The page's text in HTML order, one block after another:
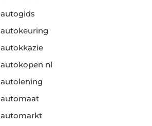
autogids
autokeuring
autokkazie
autokopen nl
autolening
automaat
automarkt